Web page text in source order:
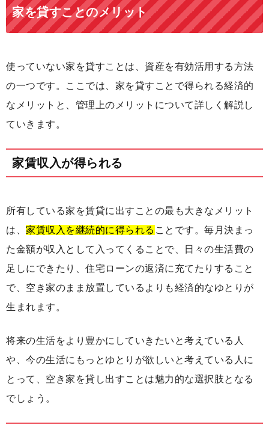
家を貸すことのメリット
使っていない家を貸すことは、資産を有効活用する方法
の一つです。ここでは、家を貸すことで得られる経済的
なメリットと、管理上のメリットについて詳しく解説し
ていきます。
家賃収入が得られる
所有している家を賃貸に出すことの最も大きなメリット
は、 家賃収入を継続的に得られる ことです。毎月決まっ
た金額が収入として入ってくることで、日々の生活費の
足しにできたり、住宅ローンの返済に充てたりすること
で、空き家のまま放置しているよりも経済的なゆとりが
生まれます。
将来の生活をより豊かにしていきたいと考えている人
や、今の生活にもっとゆとりが欲しいと考えている人に
とって、空き家を貸し出すことは魅力的な選択肢となる
でしょう。